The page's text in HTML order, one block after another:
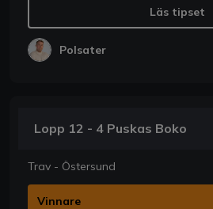
Läs tipset
Polsater
Lopp 12 - 4 Puskas Boko
Trav - Östersund
Vinnare